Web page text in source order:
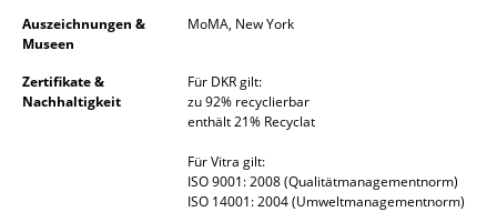
Decken
Kissen
... alle Accessoires
Auszeichnungen &
Museen
MoMA, New York
Zertifikate &
Nachhaltigkeit
Für DKR gilt:
zu 92% recyclierbar
enthält 21% Recyclat
Für Vitra gilt:
ISO 9001: 2008 (Qualitätmanagementnorm)
ISO 14001: 2004 (Umweltmanagementnorm)